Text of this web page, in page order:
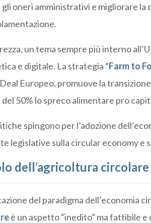
oneri amministrativi e migliorare la
un tema sempre più interno
e digitale. La strategia “Farm to
Europeo, promuove la
50% lo spreco alimentare pro
spingono per l’adozione
legislative sulla circular economy e
dell’agricoltura circolare
del paradigma dell’economia
è un aspetto “inedito” ma fattibile